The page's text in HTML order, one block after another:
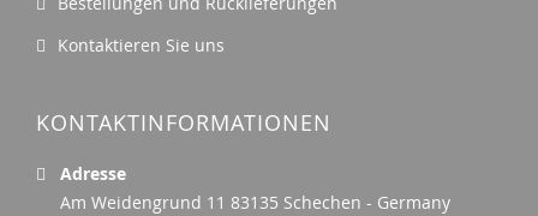
Kontaktieren Sie uns
KONTAKTINFORMATIONEN
Adresse
Am Weidengrund 11 83135 Schechen - Germany